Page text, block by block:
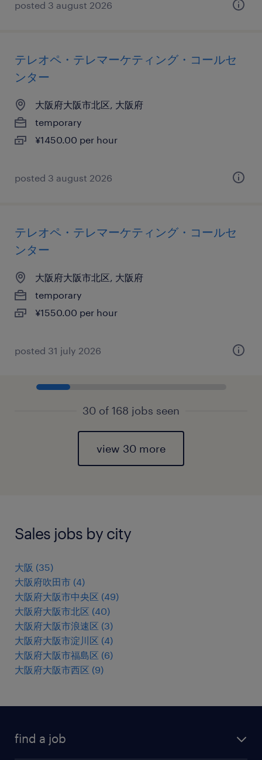
posted 3 august 2026
テレオペ・テレマーケティング・コールセ
ンター
大阪府大阪市北区, 大阪府
temporary
¥1450.00 per hour
posted 3 august 2026
テレオペ・テレマーケティング・コールセ
ンター
大阪府大阪市北区, 大阪府
temporary
¥1550.00 per hour
posted 31 july 2026
30 of 168 jobs seen
view 30 more
Sales jobs by city
大阪 (35)
大阪府吹田市 (4)
大阪府大阪市中央区 (49)
大阪府大阪市北区 (40)
大阪府大阪市浪速区 (3)
大阪府大阪市淀川区 (4)
大阪府大阪市福島区 (6)
大阪府大阪市西区 (9)
find a job